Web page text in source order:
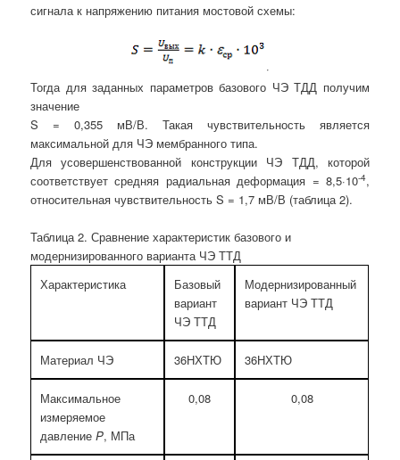
сигнала к напряжению питания мостовой схемы:
·
Тогда для заданных параметров базового ЧЭ ТДД получим
значение
S = 0,355 мВ/В. Такая чувствительность является
максимальной для ЧЭ мембранного типа.
Для усовершенствованной конструкции ЧЭ ТДД, которой
соответствует средняя радиальная деформация = 8,5·10-4,
относительная чувствительность S = 1,7 мВ/В (таблица 2).
Таблица 2.Сравнение характеристик базового и
модернизированного варианта ЧЭ ТТД
Характеристика
Базовый
вариант
ЧЭ ТТД
Модернизированный
вариант ЧЭ ТТД
Материал ЧЭ 36НХТЮ 36НХТЮ
Максимальное
измеряемое
давление P, МПа
0,08 0,08